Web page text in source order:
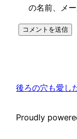
の名前、メ
後ろの穴も愛し
Proudly